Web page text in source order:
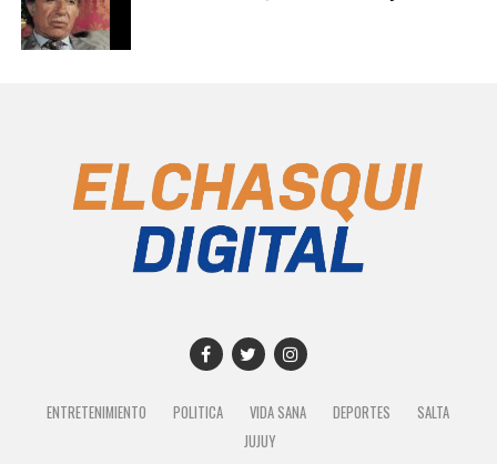
ENTRETENIMIENTO POLITICA VIDA SANA DEPORTES
SALTA
JUJUY